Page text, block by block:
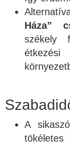
Háza”
székely
A
tökéletes